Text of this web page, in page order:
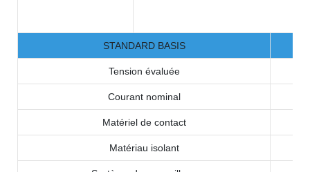
STANDARD BASIS
Tension évaluée
Courant nominal
Matériel de contact
Matériau isolant